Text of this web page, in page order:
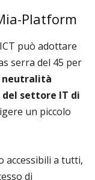
Platform
può adottare
serra del 45 per
neutralità
settore IT di
un piccolo
accessibili a tutti,
di